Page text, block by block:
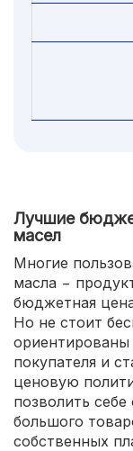
Лучшие
масел
Многие
масла −
бюджетная
Но не стоит
ориентированы
покупателя и
ценовую
позволить себе
большого
собственных